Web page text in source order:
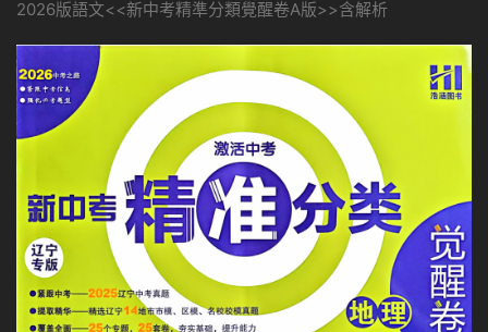
2026版語文<<新中考精準分類覺醒卷A版>>含解析